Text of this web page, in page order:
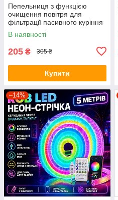
Пепельниця з функцією
очищення повітря для
фільтрації пасивного куріння
від сигарет POT AND461
В наявності
205 ₴ 305 ₴
Купити
–14%